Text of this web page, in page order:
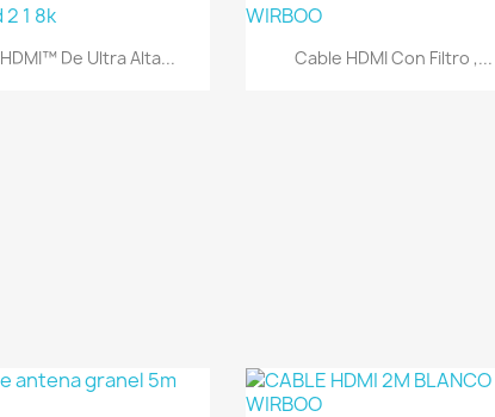
Vista rápida
De Ultra Alta... Vista rápida
Cable HDMI Con Filtro ,...